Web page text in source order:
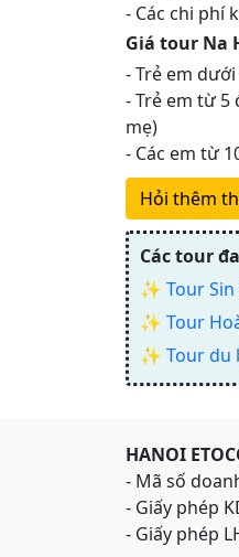
- Các chi phí
Giá tour Na
- Trẻ em
- Trẻ em từ 5
mẹ)
- Các em từ
Hỏi thêm
Các tour
✨ Tour
✨ Tour
✨ Tour du
HANOI
- Mã số
- Giấy phép
- Giấy phép